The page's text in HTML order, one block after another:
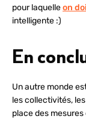
pour laquelleon
intelligente :)
En
Un autre monde
les collectivités,
place des